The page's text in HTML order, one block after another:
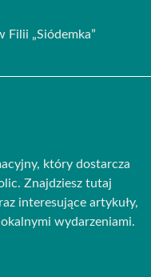
Filii „Siódemka”
który dostarcza
Znajdziesz tutaj
interesujące artykuły,
wydarzeniami.